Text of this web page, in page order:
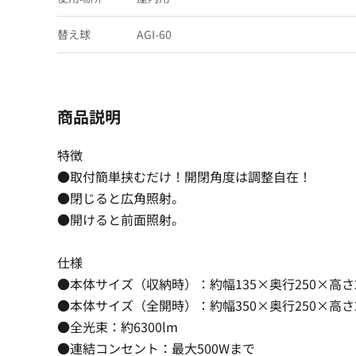
替え球 AGI-60
商品説明
特徴
●取付簡単挟むだけ！開閉角度は調整自在！
●閉じると広角照射。
●開けると前面照射。
仕様
●本体サイズ（収納時）：約幅135×奥行250×高
●本体サイズ（全開時）：約幅350×奥行250×高
●全光束：約6300lm
●連結コンセント：最大500Wまで